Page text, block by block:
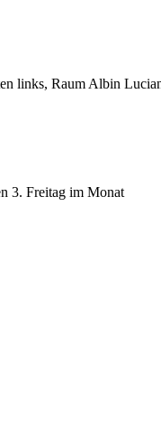
links, Raum Albin
3. Freitag im Monat